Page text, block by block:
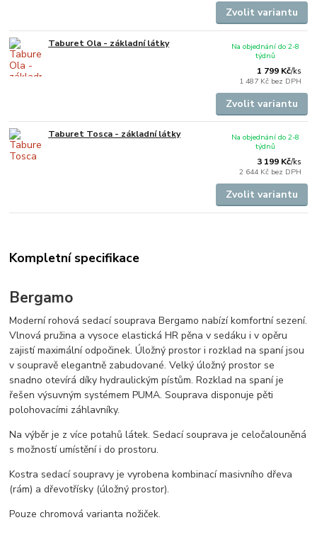
Zvolit variantu
Taburet Ola - základní látky
1 799 Kč/ks
1 487 Kč bez DPH
Na objednání do 2-8
týdnů
Zvolit variantu
Taburet Tosca - základní látky
3 199 Kč/ks
2 644 Kč bez DPH
Na objednání do 2-8
týdnů
Zvolit variantu
Kompletní specifikace
Bergamo
Moderní rohová sedací souprava Bergamo nabízí komfortní sezení.
Vlnová pružina a vysoce elastická HR pěna v sedáku i v opěru
zajistí maximální odpočinek. Úložný prostor i rozklad na spaní jsou
v soupravě elegantně zabudované. Velký úložný prostor se
snadno otevírá díky hydraulickým pístům. Rozklad na spaní je
řešen výsuvným systémem PUMA. Souprava disponuje pěti
polohovacími záhlavníky.
Na výběr je z více potahů látek. Sedací souprava je celočalouněná
s možností umístění i do prostoru.
Kostra sedací soupravy je vyrobena kombinací masivního dřeva
(rám) a dřevotřísky (úložný prostor).
Pouze chromová varianta nožiček.